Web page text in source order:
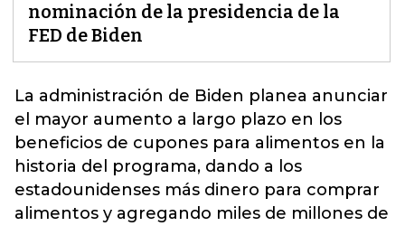
nominación de la presidencia de la
FED de Biden
La administración de Biden planea anunciar
el mayor aumento a largo plazo en los
beneficios de cupones para alimentos en la
historia del programa, dando a los
estadounidenses más dinero para comprar
alimentos y agregando miles de millones de